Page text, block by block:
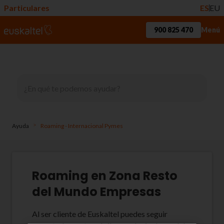
Particulares ES EU
900 825 470 Menú
Ayuda > Roaming - Internacional Pymes
Roaming en Zona Resto
del Mundo Empresas
Al ser cliente de Euskaltel puedes seguir